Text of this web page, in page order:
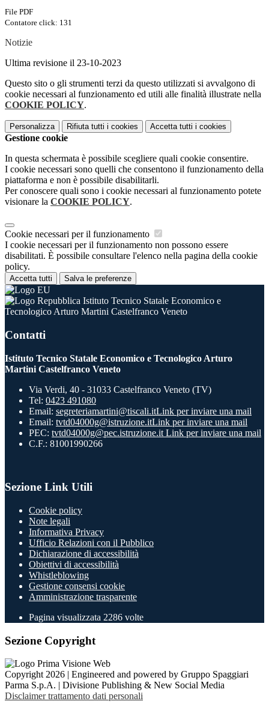
File PDF
Contatore click: 131
Notizie
Ultima revisione il 23-10-2023
Questo sito o gli strumenti terzi da questo utilizzati si avvalgono di
cookie necessari al funzionamento ed utili alle finalità illustrate nella
COOKIE POLICY.
Personalizza Rifiuta tutti i cookies Accetta tutti i cookies
Gestione cookie
In questa schermata è possibile scegliere quali cookie consentire.
I cookie necessari sono quelli che consentono il funzionamento della
piattaforma e non è possibile disabilitarli.
Per conoscere quali sono i cookie necessari al funzionamento potete
visionare la COOKIE POLICY.
Cookie necessari per il funzionamento
I cookie necessari per il funzionamento non possono essere
disabilitati. È possibile consultare l'elenco nella pagina della cookie
policy.
Accetta tutti Salva le preferenze
Istituto Tecnico Statale Economico e
Tecnologico Arturo Martini Castelfranco Veneto
Contatti
Istituto Tecnico Statale Economico e Tecnologico Arturo
Martini Castelfranco Veneto
Via Verdi, 40 - 31033 Castelfranco Veneto (TV)
Tel: 0423 491080
Email: segreteriamartini@tiscali.itLink per inviare una mail
Email: tvtd04000g@istruzione.itLink per inviare una mail
PEC: tvtd04000g@pec.istruzione.it Link per inviare una mail
C.F.: 81001990266
Sezione Link Utili
Cookie policy
Note legali
Informativa Privacy
Ufficio Relazioni con il Pubblico
Dichiarazione di accessibilità
Obiettivi di accessibilità
Whistleblowing
Gestione consensi cookie
Amministrazione trasparente
Pagina visualizzata 2286 volte
Sezione Copyright
Copyright 2026 | Engineered and powered by Gruppo Spaggiari
Parma S.p.A. | Divisione Publishing & New Social Media
Disclaimer trattamento dati personali